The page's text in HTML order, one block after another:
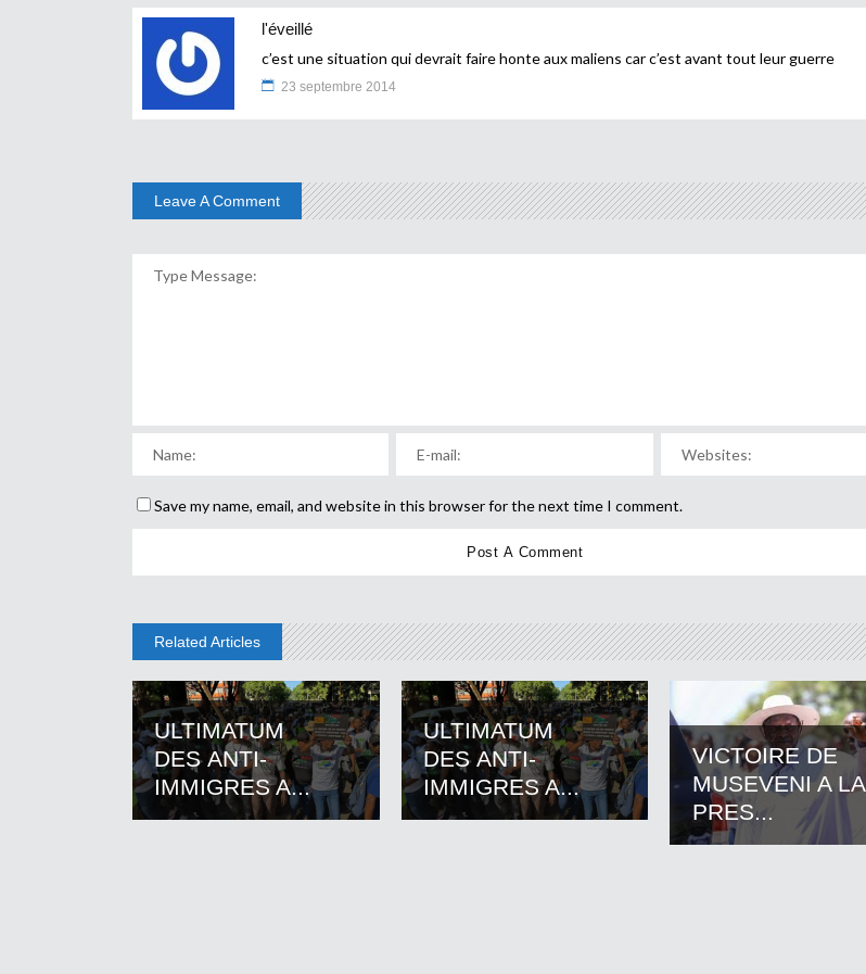
l'éveillé
c’est une situation qui devrait faire honte aux maliens car c’est avant tout leur guerre
23 septembre 2014
Leave A Comment
Save my name, email, and website in this browser for the next time I comment.
Related Articles
ULTIMATUM
DES ANTI-
IMMIGRES A...
ULTIMATUM
DES ANTI-
IMMIGRES A...
VICTOIRE DE
MUSEVENI A LA
PRES...